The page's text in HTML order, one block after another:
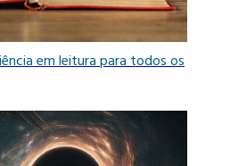
em leitura para todos os